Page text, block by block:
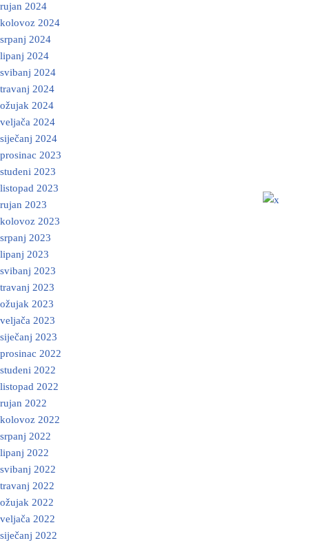
rujan 2024
kolovoz 2024
srpanj 2024
lipanj 2024
svibanj 2024
travanj 2024
ožujak 2024
veljača 2024
siječanj 2024
prosinac 2023
studeni 2023
listopad 2023
rujan 2023
kolovoz 2023
srpanj 2023
lipanj 2023
svibanj 2023
travanj 2023
ožujak 2023
veljača 2023
siječanj 2023
prosinac 2022
studeni 2022
listopad 2022
rujan 2022
kolovoz 2022
srpanj 2022
lipanj 2022
svibanj 2022
travanj 2022
ožujak 2022
veljača 2022
siječanj 2022